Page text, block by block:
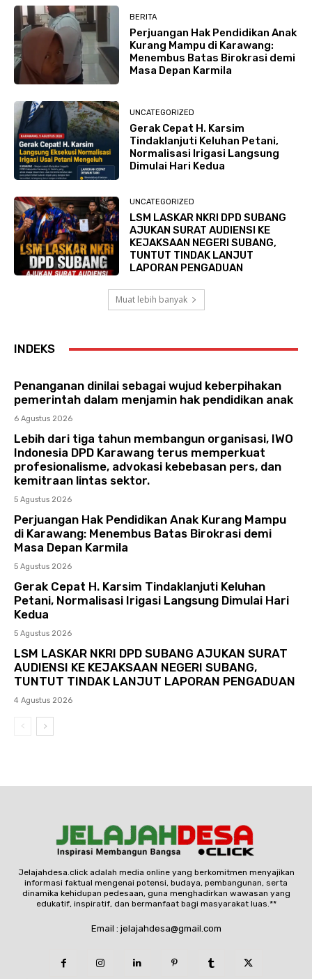
BERITA
Perjuangan Hak Pendidikan Anak
Kurang Mampu di Karawang:
Menembus Batas Birokrasi demi
Masa Depan Karmila
UNCATEGORIZED
Gerak Cepat H. Karsim
Tindaklanjuti Keluhan Petani,
Normalisasi Irigasi Langsung
Dimulai Hari Kedua
UNCATEGORIZED
LSM LASKAR NKRI DPD SUBANG
AJUKAN SURAT AUDIENSI KE
KEJAKSAAN NEGERI SUBANG,
TUNTUT TINDAK LANJUT
LAPORAN PENGADUAN
Muat lebih banyak
INDEKS
Penanganan dinilai sebagai wujud keberpihakan
pemerintah dalam menjamin hak pendidikan anak
6 Agustus 2026
Lebih dari tiga tahun membangun organisasi, IWO
Indonesia DPD Karawang terus memperkuat
profesionalisme, advokasi kebebasan pers, dan
kemitraan lintas sektor.
5 Agustus 2026
Perjuangan Hak Pendidikan Anak Kurang Mampu
di Karawang: Menembus Batas Birokrasi demi
Masa Depan Karmila
5 Agustus 2026
Gerak Cepat H. Karsim Tindaklanjuti Keluhan
Petani, Normalisasi Irigasi Langsung Dimulai Hari
Kedua
5 Agustus 2026
LSM LASKAR NKRI DPD SUBANG AJUKAN SURAT
AUDIENSI KE KEJAKSAAN NEGERI SUBANG,
TUNTUT TINDAK LANJUT LAPORAN PENGADUAN
4 Agustus 2026
Jelajahdesa.click adalah media online yang berkomitmen menyajikan
informasi faktual mengenai potensi, budaya, pembangunan, serta
dinamika kehidupan pedesaan, guna menghadirkan wawasan yang
edukatif, inspiratif, dan bermanfaat bagi masyarakat luas.**
Email : jelajahdesa@gmail.com